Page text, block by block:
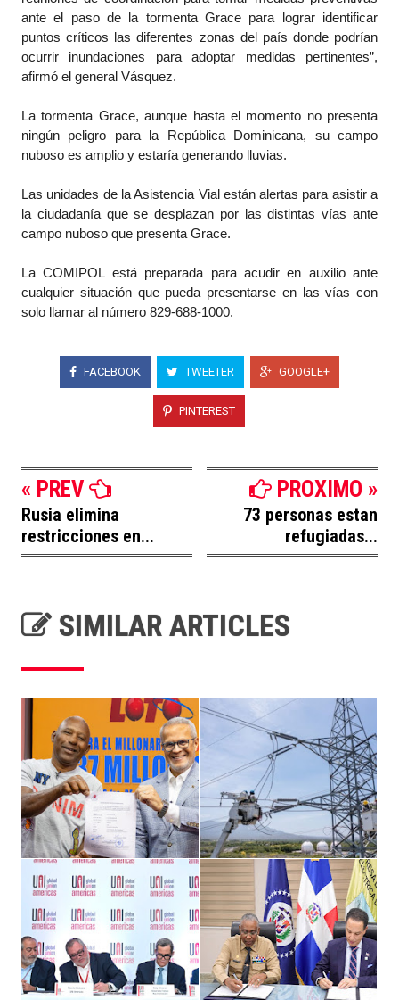
ante el paso de la tormenta Grace para lograr identificar
puntos críticos las diferentes zonas del país donde podrían
ocurrir inundaciones para adoptar medidas pertinentes”,
afirmó el general Vásquez.
La tormenta Grace, aunque hasta el momento no presenta
ningún peligro para la República Dominicana, su campo
nuboso es amplio y estaría generando lluvias.
Las unidades de la Asistencia Vial están alertas para asistir a
la ciudadanía que se desplazan por las distintas vías ante
campo nuboso que presenta Grace.
La COMIPOL está preparada para acudir en auxilio ante
cualquier situación que pueda presentarse en las vías con
solo llamar al número 829-688-1000.
FACEBOOK TWEETER GOOGLE+
PINTEREST
« PREV
Rusia elimina
restricciones en...
PROXIMO »
73 personas estan
refugiadas...
SIMILAR ARTICLES